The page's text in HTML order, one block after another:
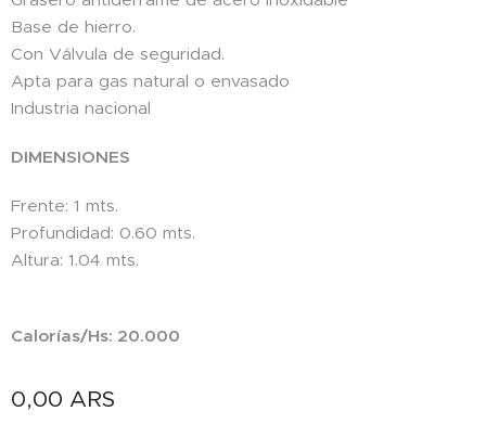
Base de hierro.
Con Válvula de seguridad.
Apta para gas natural o envasado
Industria nacional
DIMENSIONES
Frente: 1 mts.
Profundidad: 0.60 mts.
Altura: 1.04 mts.
Calorías/Hs: 20.000
0,00 ARS